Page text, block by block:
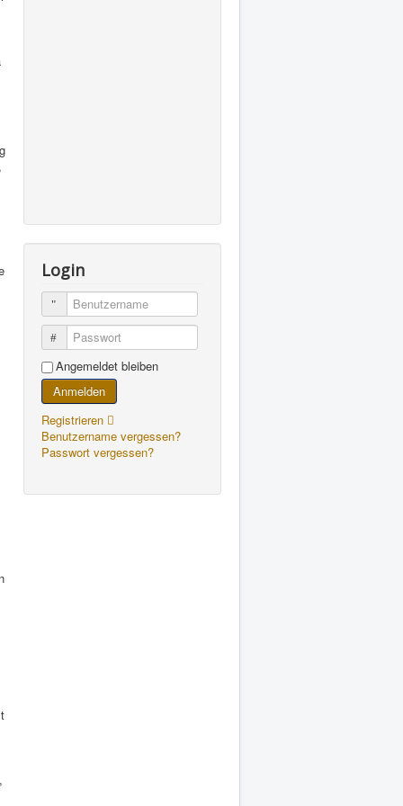
Login
Benutzername
Passwort
Angemeldet bleiben
Anmelden
Registrieren
Benutzername vergessen?
Passwort vergessen?